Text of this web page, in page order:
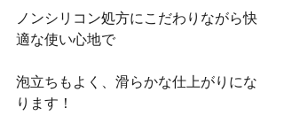
ノンシリコン処方にこだわりながら快
適な使い心地で
泡立ちもよく、滑らかな仕上がりにな
ります！